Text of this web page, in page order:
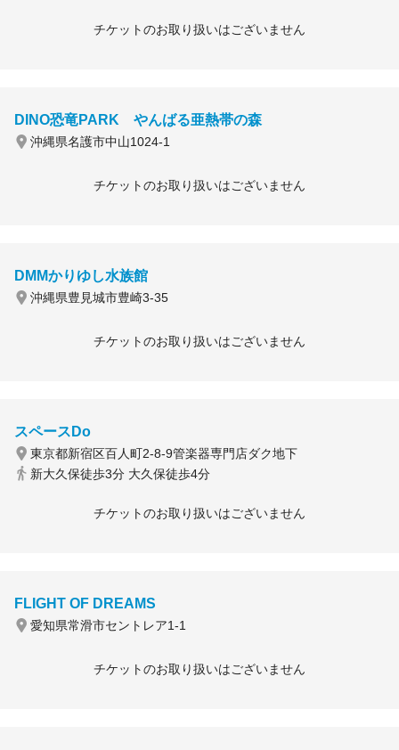
チケットのお取り扱いはございません
DINO恐竜PARK やんばる亜熱帯の森
沖縄県名護市中山1024-1
チケットのお取り扱いはございません
DMMかりゆし水族館
沖縄県豊見城市豊崎3-35
チケットのお取り扱いはございません
スペースDo
東京都新宿区百人町2-8-9管楽器専門店ダク地下
新大久保徒歩3分 大久保徒歩4分
チケットのお取り扱いはございません
FLIGHT OF DREAMS
愛知県常滑市セントレア1-1
チケットのお取り扱いはございません